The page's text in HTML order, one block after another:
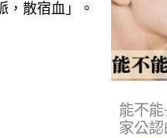
，散宿血」。
能不
家公認